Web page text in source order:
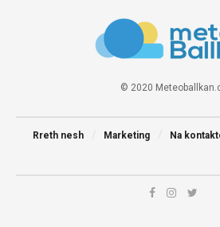
© 2020
Rreth nesh Marketing Na